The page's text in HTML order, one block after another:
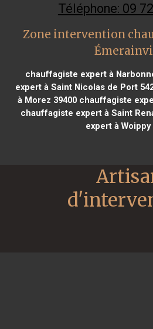
Téléphone: 09
Zone intervention
chauffagiste expert à
expert à Saint Nicolas de Port
à Morez 39400chauffagiste
chauffagiste expert à Saint
expert à Woippy